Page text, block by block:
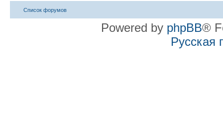
Список форумов
Powered by phpBB®
Русская